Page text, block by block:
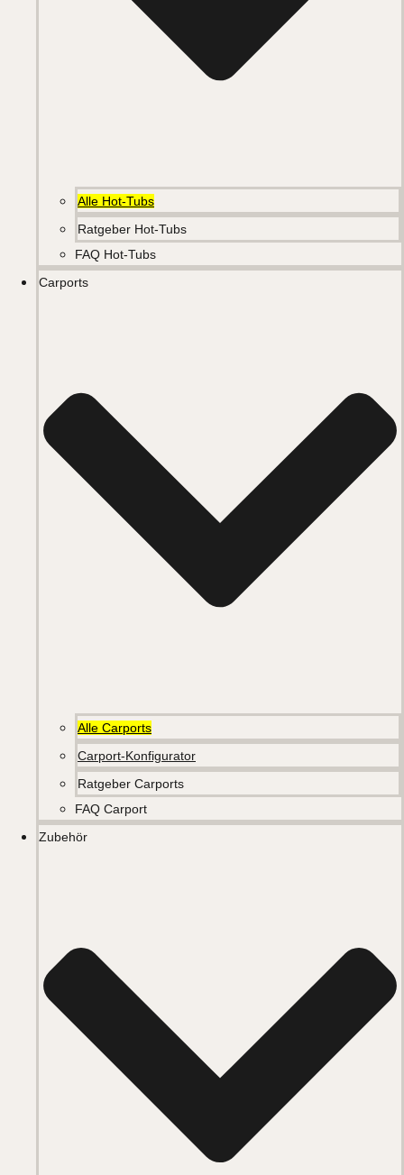
Alle Hot-Tubs
Ratgeber Hot-Tubs
FAQ Hot-Tubs
Carports
Alle Carports
Carport-Konfigurator
Ratgeber Carports
FAQ Carport
Zubehör